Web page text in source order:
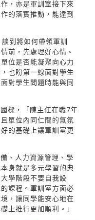
，亦是軍訓室接下來
的落實推動，能達到
到將如何帶領軍訓
前，先處理好心情。
位是否能凝聚向心力
也盼第一線面對學生
對學生問題時能與同
樑，「陳主任在職7年
單位內同仁間的氣氛
的基礎上讓軍訓室更
、人力資源管理、學
身就是多元學習的典
學階段不要自我設
課程。軍訓室方面必
，讓同學能安心地在
上推行更加順利。」